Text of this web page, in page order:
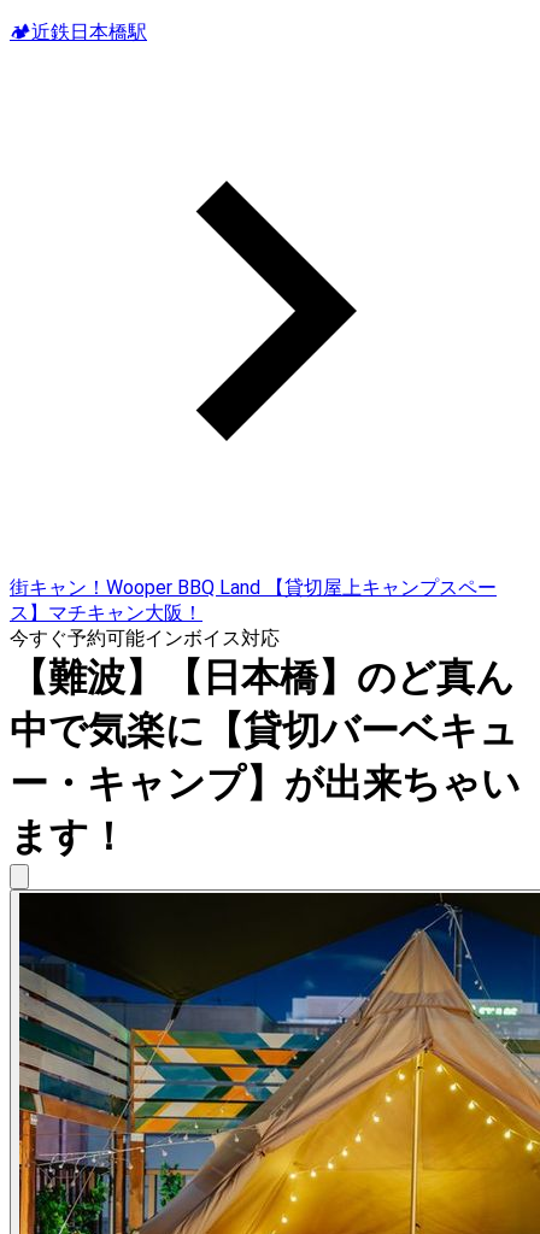
🏕近鉄日本橋駅
街キャン！Wooper BBQ Land 【貸切屋上キャンプスペー
ス】マチキャン大阪！
今すぐ予約可能インボイス対応
【難波】【日本橋】のど真ん
中で気楽に【貸切バーベキュ
ー・キャンプ】が出来ちゃい
ます！